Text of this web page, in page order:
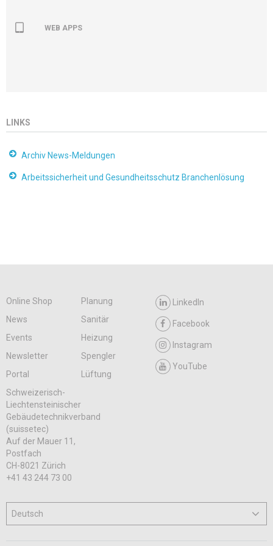
WEB APPS
LINKS
Archiv News-Meldungen
Arbeitssicherheit und Gesundheitsschutz Branchenlösung
Online Shop
Planung
News
Sanitär
Events
Heizung
Newsletter
Spengler
Portal
Lüftung
LinkedIn
Facebook
Instagram
YouTube
Schweizerisch-
Liechtensteinischer
Gebäudetechnikverband
(suissetec)
Auf der Mauer 11,
Postfach
CH-8021 Zürich
+41 43 244 73 00